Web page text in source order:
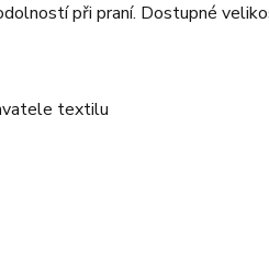
při praní. Dostupné
textilu